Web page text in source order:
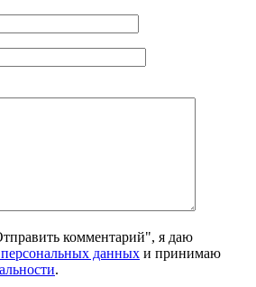
комментарий", я даю
персональных данных и принимаю
.